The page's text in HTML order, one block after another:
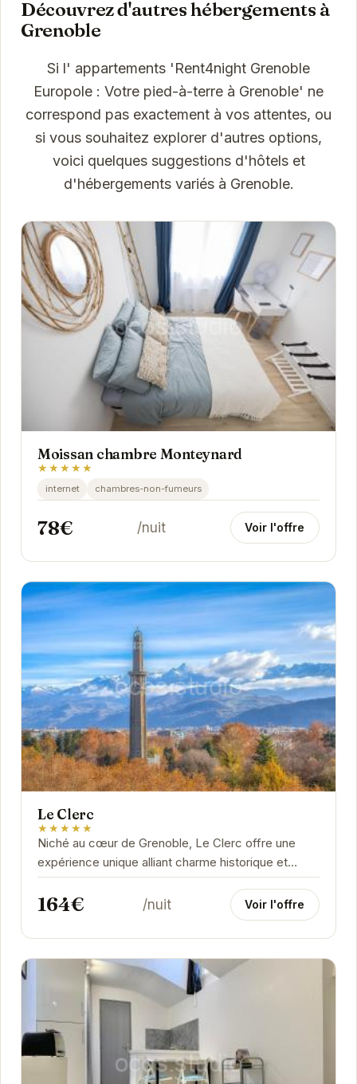
Découvrez d'autres hébergements à
Grenoble
Si l' appartements 'Rent4night Grenoble
Europole : Votre pied-à-terre à Grenoble' ne
correspond pas exactement à vos attentes, ou
si vous souhaitez explorer d'autres options,
voici quelques suggestions d'hôtels et
d'hébergements variés à Grenoble.
Moissan chambre Monteynard
★★★★★
internet chambres-non-fumeurs
78€ /nuit Voir l'offre
Le Clerc
★★★★★
Niché au cœur de Grenoble, Le Clerc offre une
expérience unique alliant charme historique et
confort moderne. Ses chambres élégantes et...
164€ /nuit Voir l'offre